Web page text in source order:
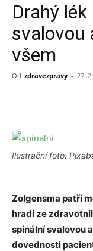
Drahý
svalovou
všem
Od zdravezpravy - 27.
Ilustrační foto:
Zolgensma patří
hradí ze
spinální svalovou
dovednosti